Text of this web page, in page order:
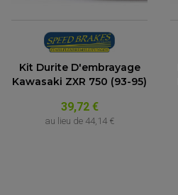
Kit Durite D'embrayage
Kawasaki ZXR 750 (93-95)
39,72 €
au lieu de 44,14 €